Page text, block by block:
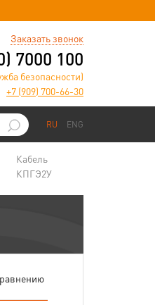
Заказать звонок
7000 100
безопасности)
+7 (909) 700-66-30
RU ENG
Кабель
КПГЭ2У